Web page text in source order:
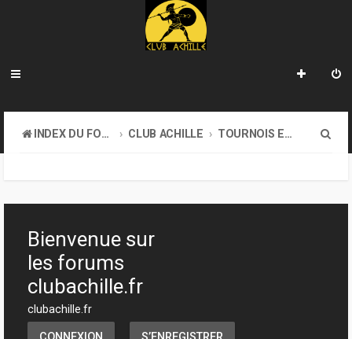
INDEX DU FORUM CLUB ACHILLE TOURNOIS ET EVENEMENTS
h
Bienvenue sur
les forums
clubachille.fr
clubachille.fr